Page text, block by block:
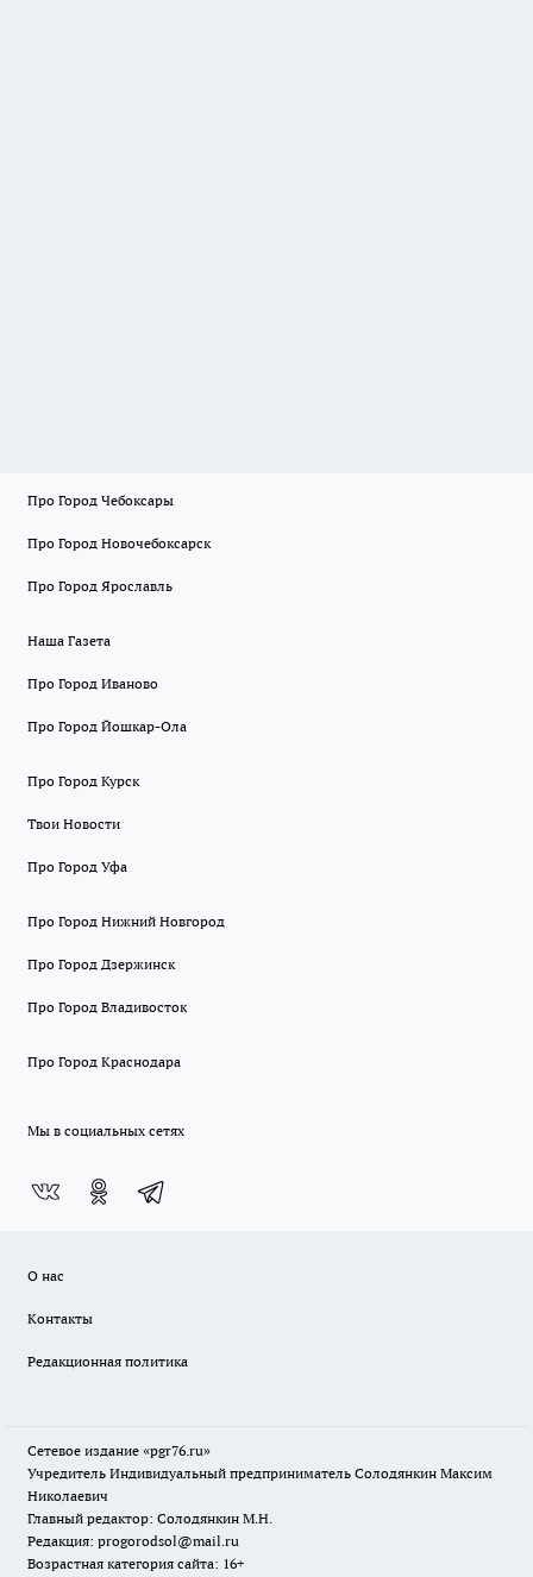
Про Город Чебоксары
Про Город Новочебоксарск
Про Город Ярославль
Наша Газета
Про Город Иваново
Про Город Йошкар-Ола
Про Город Курск
Твои Новости
Про Город Уфа
Про Город Нижний Новгород
Про Город Дзержинск
Про Город Владивосток
Про Город Краснодара
Мы в социальных сетях
О нас
Контакты
Редакционная политика
Сетевое издание «pgr76.ru»
Учредитель Индивидуальный предприниматель Солодянкин Максим
Николаевич
Главный редактор: Солодянкин М.Н.
Редакция: progorodsol@mail.ru
Возрастная категория сайта: 16+